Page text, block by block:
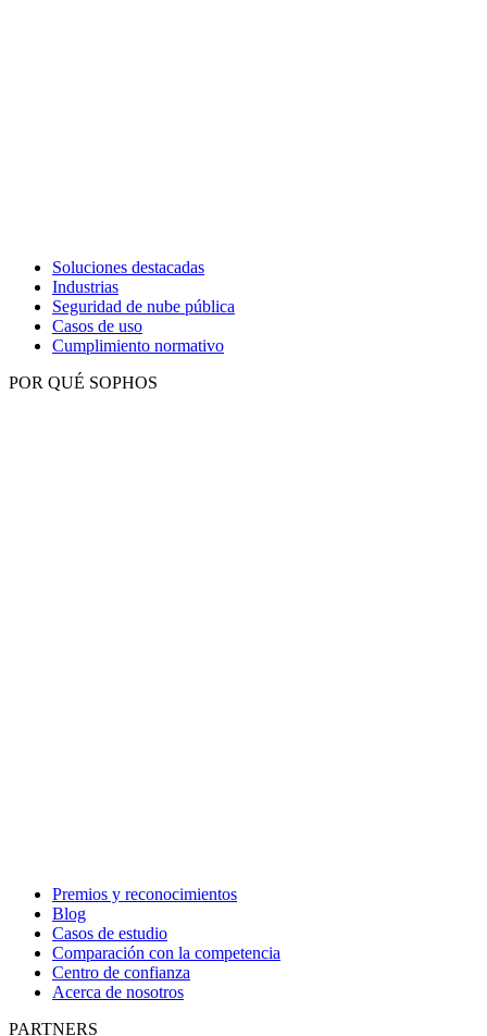
Soluciones destacadas
Industrias
Seguridad de nube pública
Casos de uso
Cumplimiento normativo
POR QUÉ SOPHOS
Premios y reconocimientos
Blog
Casos de estudio
Comparación con la competencia
Centro de confianza
Acerca de nosotros
PARTNERS